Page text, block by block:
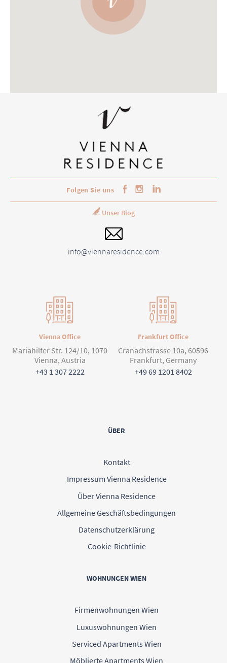
Folgen Sie uns
Unser Blog
info@viennaresidence.com
Vienna Office
Mariahilfer Str. 124/10, 1070
Vienna, Austria
+43 1 307 2222
Frankfurt Office
Cranachstrasse 10a, 60596
Frankfurt, Germany
+49 69 1201 8402
ÜBER
Kontakt
Impressum Vienna Residence
Über Vienna Residence
Allgemeine Geschäftsbedingungen
Datenschutzerklärung
Cookie-Richtlinie
WOHNUNGEN WIEN
Firmenwohnungen Wien
Luxuswohnungen Wien
Serviced Apartments Wien
Möblierte Apartments Wien